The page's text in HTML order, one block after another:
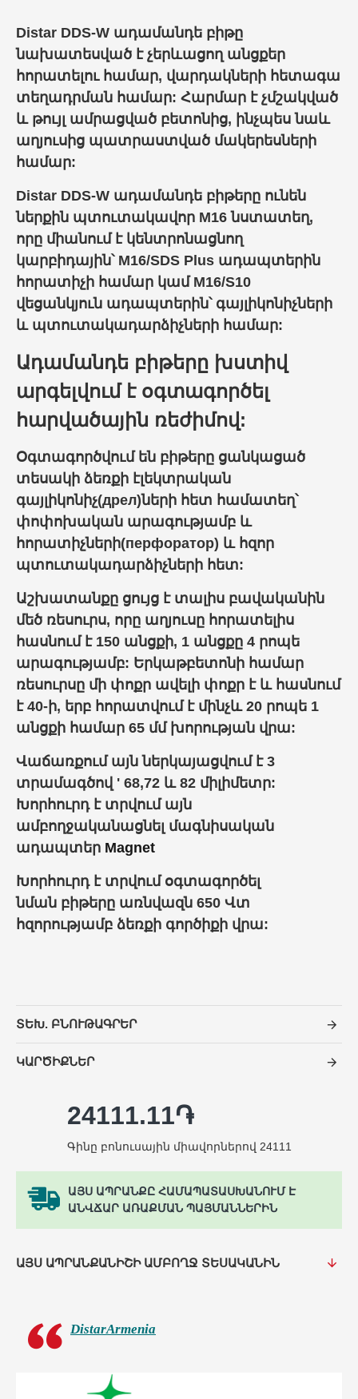
Distar DDS-W ադամանդե բիթը
նախատեսված է չերևացող անցքեր
հորատելու համար, վարդակների հետագա
տեղադրման համար: Հարմար է չմշակված
և թույլ ամրացված բետոնից, ինչպես նաև
աղյուսից պատրաստված մակերեսների
համար:
Distar DDS-W ադամանդե բիթերը ունեն
ներքին պտուտակավոր M16 նստատեղ,
որը միանում է կենտրոնացնող
կարբիդային՝ M16/SDS Plus ադապտերին
հորատիչի համար կամ M16/S10
վեցանկյուն ադապտերին՝ գայլիկոնիչների
և պտուտակադարձիչների համար:
Ադամանդե բիթերը խստիվ
արգելվում է օգտագործել
հարվածային ռեժիմով:
Օգտագործվում են բիթերը ցանկացած
տեսակի ձեռքի էլեկտրական
գայլիկոնիչ(дрел)ների հետ համատեղ՝
փոփոխական արագությամբ և
հորատիչների(перфоратор) և հզոր
պտուտակադարձիչների հետ:
Աշխատանքը ցույց է տալիս բավականին
մեծ ռեսուրս, որը աղյուսը հորատելիս
հասնում է 150 անցքի, 1 անցքը 4 րոպե
արագությամբ: Երկաթբետոնի համար
ռեսուրսը մի փոքր ավելի փոքր է և հասնում
է 40-ի, երբ հորատվում է մինչև 20 րոպե 1
անցքի համար 65 մմ խորության վրա:
Վաճառքում այն ներկայացվում է 3
տրամագծով ' 68,72 և 82 միլիմետր:
Խորհուրդ է տրվում այն
ամբողջականացնել մագնիսական
ադապտեր Magnet
Խորհուրդ է տրվում օգտագործել
նման բիթերը առնվազն 650 Վտ
հզորությամբ ձեռքի գործիքի վրա:
ՏԵԽ. ԲՆՈՒԹԱԳՐԵՐ
ԿԱՐԾԻՔՆԵՐ
ԱՅՍ ԱՊՐԱՆՔԸ ՀԱՄԱՊԱՏԱՍԽԱՆՈՒՄ Է
ԱՆՎՃԱՐ ԱՌԱՔՄԱՆ ՊԱՅՄԱՆՆԵՐԻՆ
ԱՅՍ ԱՊՐԱՆՔԱՆԻՇԻ ԱՄԲՈՂՋ ՏԵՍԱԿԱՆԻՆ
DistarArmenia
24111.11֏
Գինը բոնուսային միավորներով 24111